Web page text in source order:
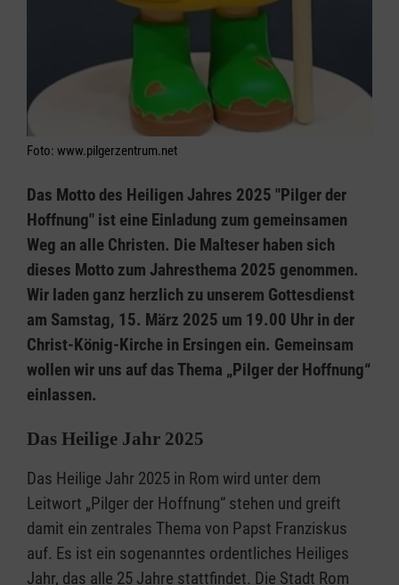
Foto: www.pilgerzentrum.net
Das Motto des Heiligen Jahres 2025 "Pilger der
Hoffnung" ist eine Einladung zum gemeinsamen
Weg an alle Christen. Die Malteser haben sich
dieses Motto zum Jahresthema 2025 genommen.
Wir laden ganz herzlich zu unserem Gottesdienst
am Samstag, 15. März 2025 um 19.00 Uhr in der
Christ-König-Kirche in Ersingen ein. Gemeinsam
wollen wir uns auf das Thema „Pilger der Hoffnung“
einlassen.
Das Heilige Jahr 2025
Das Heilige Jahr 2025 in Rom wird unter dem
Leitwort „Pilger der Hoffnung“ stehen und greift
damit ein zentrales Thema von Papst Franziskus
auf. Es ist ein sogenanntes ordentliches Heiliges
Jahr, das alle 25 Jahre stattfindet. Die Stadt Rom